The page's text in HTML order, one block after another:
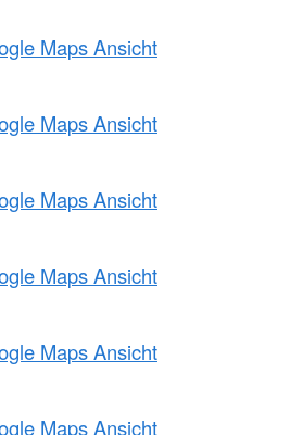
Maps Ansicht
Maps Ansicht
Maps Ansicht
Maps Ansicht
Maps Ansicht
Maps Ansicht